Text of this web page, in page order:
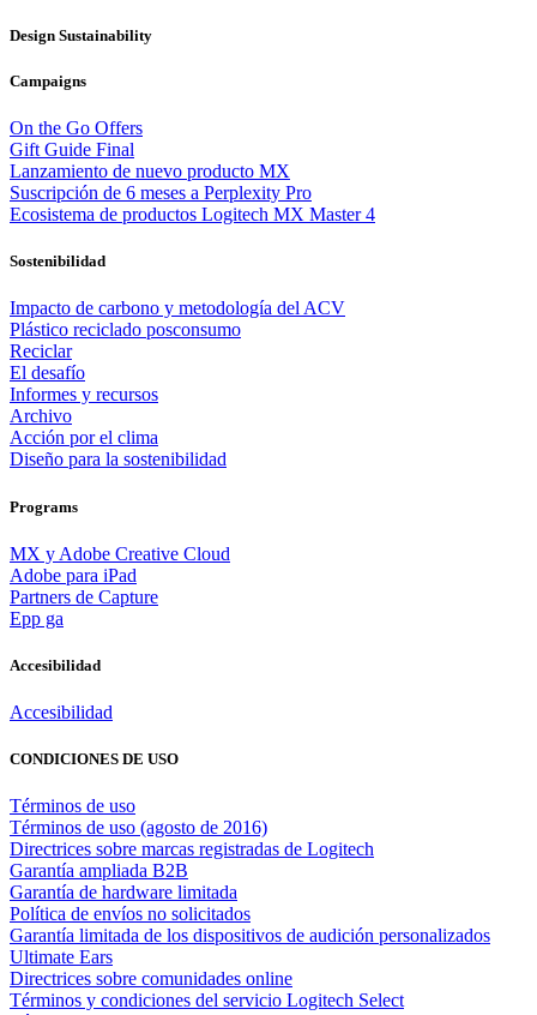
Design Sustainability
Campaigns
On the Go Offers
Gift Guide Final
Lanzamiento de nuevo producto MX
Suscripción de 6 meses a Perplexity Pro
Ecosistema de productos Logitech MX Master 4
Sostenibilidad
Impacto de carbono y metodología del ACV
Plástico reciclado posconsumo
Reciclar
El desafío
Informes y recursos
Archivo
Acción por el clima
Diseño para la sostenibilidad
Programs
MX y Adobe Creative Cloud
Adobe para iPad
Partners de Capture
Epp ga
Accesibilidad
Accesibilidad
CONDICIONES DE USO
Términos de uso
Términos de uso (agosto de 2016)
Directrices sobre marcas registradas de Logitech
Garantía ampliada B2B
Garantía de hardware limitada
Política de envíos no solicitados
Garantía limitada de los dispositivos de audición personalizados
Ultimate Ears
Directrices sobre comunidades online
Términos y condiciones del servicio Logitech Select